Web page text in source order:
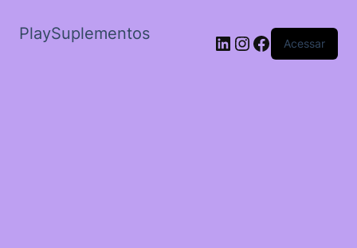
PlaySuplementos LinkedIn
Instagram
Facebook
Acessar